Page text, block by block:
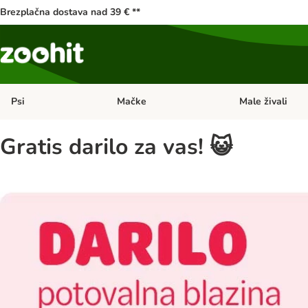
Brezplačna dostava nad 39 € **
Psi Odprite meni kategorij: Psi
Mačke Odprite meni
Male živali
Gratis darilo za vas! 😺